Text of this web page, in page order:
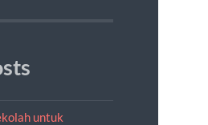
untuk